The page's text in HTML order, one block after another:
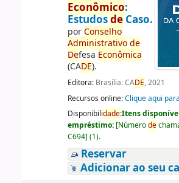
Econômico:
EstudosdeCaso.
porConselho
Administrativo de
Defesa Econômica
(CADE).
Editora: Brasília: CADE, 2021
Recursos online:Clique aqui
Disponibilidade:Itens
empréstimo: [Númerode
C694] (1).
Reservar
Adicionar ao seu